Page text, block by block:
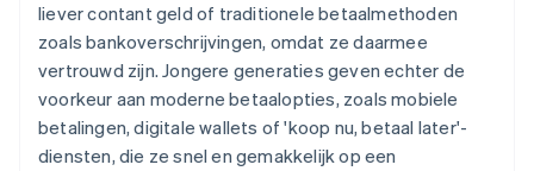
liever contant geld of traditionele betaalmethoden
zoals bankoverschrijvingen, omdat ze daarmee
vertrouwd zijn. Jongere generaties geven echter de
voorkeur aan moderne betaalopties, zoals mobiele
betalingen, digitale wallets of 'koop nu, betaal later'-
diensten, die ze snel en gemakkelijk op een